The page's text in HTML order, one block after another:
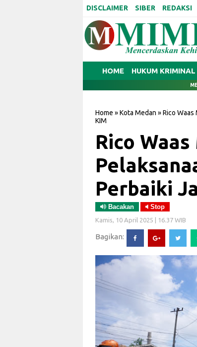
DISCLAIMER SIBER REDAKSI
HOME HUKUM KRIMINAL
Home »Kota Medan »Rico Waas
KIM
Rico
Perbaiki
Bacakan Stop
Kamis, 10 April 2025 | 16.37 WIB
Bagikan: